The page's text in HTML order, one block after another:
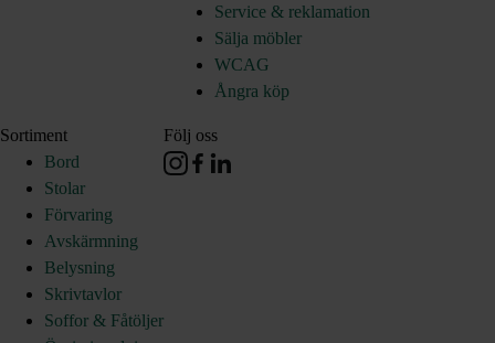
Service & reklamation
Sälja möbler
WCAG
Ångra köp
Sortiment
Bord
Stolar
Förvaring
Avskärmning
Belysning
Skrivtavlor
Soffor & Fåtöljer
Följ oss